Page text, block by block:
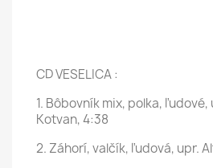
CD VESELICA :
1. Bôbovník mix, polka,
Kotvan, 4:38
2. Záhorí, valčík, ľudová, upr.